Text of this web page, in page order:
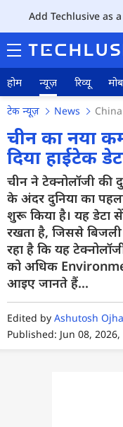
Add Techlusive as
होम न्यूज़ रिव्यू
होम
न्यूज़
रिव्यू
मोबाइल फोन्स
गेमिंग
फोटो
टेक न्यूज़ News
चीन का नया
दिया हाईटेक
चीन ने टेक्नोलॉजी की
के अंदर दुनिया का
शुरू किया है। यह डेटा
रखता है, जिससे बिजली
रहा है कि यह
को अधिक
आइए जानते हैं...
Edited by Ashutosh Ojha
Published: Jun 08, 2026,